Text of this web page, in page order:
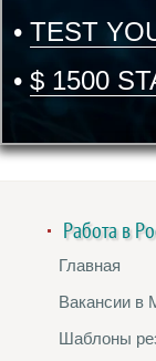
• TEST
• $ 1500
Работа в
Главная
Вакансии в
Шаблоны